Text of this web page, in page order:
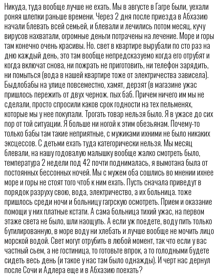
Никуда, туда вообще лучше не ехать. Мы в августе в Гагре были, уехали
роняя шлепки раньше времени. Через 2 дня после приезда в Абхазию
начали блевать всей семьей, и блевали и лечились потом месяц, кучу
вирусов нахватали, огромные деньги потрачены на лечение. Море и горы
там конечно очень красивы. Но. свет в квартире вырубали по сто раз на
дню каждый день, это там вообще непредсказуемо когда его отрубят и
когда включат снова, ни пожрать не приготовить, ни телефон зарядить,
ни помыться (вода в нашей квартире тоже от электричества зависела).
Быдлобабы на улице повсеместно, хамят, дерзят (в магазине ужас
пришлось пережить от двух чернож. пых баб. Причем ничего им мы не
сделали, просто спросили каков срок годности на тех пельменях,
которые мы у нее покупали. Трогать товар нельзя было. Я в ужасе до сих
пор от той ситуации. Я больше ни ногой к этим обезьянам. Почему-то
только бабы там такие неприятные, с мужиками ихними не было никаких
эксцессов. С детьми ехать туда категорически нельзя. Мы месяц
блевали, на нашу годовалую малышку вообще жалко смотреть было,
температура 2 недели под 42 почти поднималась, я вымотана была от
постоянных бессонных ночей. Мы с мужем оба сошлись во мнении ихнее
море и горы не стоят того чтоб к ним ехать. Пусть сначала приведут в
порядок разруху свою, вода, электричество, а их больница. тоже
пришлось среди ночи и больницу гагрскую осмотреть. Прием и оказание
помощи у них платные кстати. А сама больница тихий ужас, на первом
этаже света не было, шли наощупь. А если уж поедете, воду пить только
бутилированную, в море воду ни хлебать и лучше вообще не мочить лицо
морской водой. Свет могут отрубить в любой момент, так что если у вас
частный сьем, а не гостиница, то готовьте впрок, а то голодными будете
сидеть весь день (и такое у нас там было однажды). И черт нас дернул
после Сочи и Адлера еще и в Абхазию поехать?